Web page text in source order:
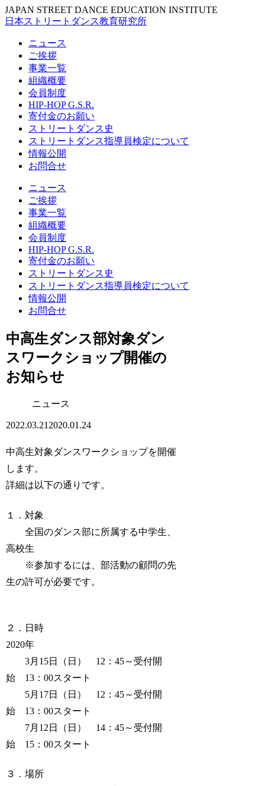
JAPAN STREET DANCE EDUCATION INSTITUTE
日本ストリートダンス教育研究所
ニュース
ご挨拶
事業一覧
組織概要
会員制度
HIP-HOP G.S.R.
寄付金のお願い
ストリートダンス史
ストリートダンス指導員検定について
情報公開
お問合せ
ニュース
ご挨拶
事業一覧
組織概要
会員制度
HIP-HOP G.S.R.
寄付金のお願い
ストリートダンス史
ストリートダンス指導員検定について
情報公開
お問合せ
中高生ダンス部対象ダン
スワークショップ開催の
お知らせ
ニュース
2022.03.21 2020.01.24
中高生対象ダンスワークショップを開催
します。
詳細は以下の通りです。
１．対象
全国のダンス部に所属する中学生、
高校生
※参加するには、部活動の顧問の先
生の許可が必要です。
２．日時
2020年
3月15日（日） 12：45～受付開
始 13：00スタート
5月17日（日） 12：45～受付開
始 13：00スタート
7月12日（日） 14：45～受付開
始 15：00スタート
３．場所